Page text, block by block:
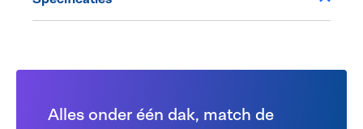
Alles onder één dak, match de